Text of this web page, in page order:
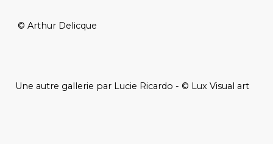
© Arthur Delicque
Une autre gallerie par Lucie Ricardo - © Lux Visual art